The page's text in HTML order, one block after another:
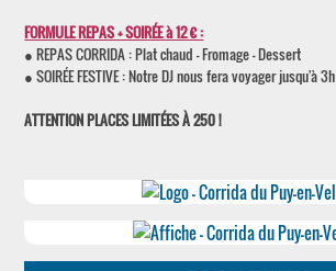
FORMULE REPAS + SOIRÉE à 12 € :
● REPAS CORRIDA : Plat chaud - Fromage - Dessert
● SOIRÉE FESTIVE : Notre DJ nous fera voyager jusqu'à 3h
ATTENTION PLACES LIMITÉES À 250 !